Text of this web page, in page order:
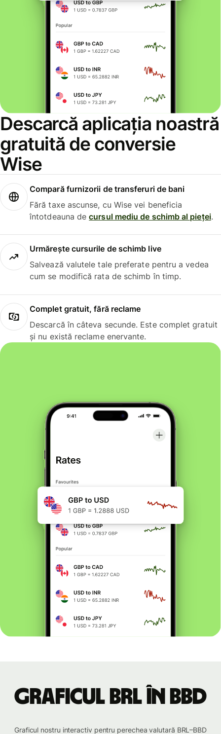
Descarcă aplicația noastră
gratuită de conversie
Wise
Compară furnizorii de transferuri de bani
Fără taxe ascunse, cu Wise vei beneficia
întotdeauna decursul mediu de schimb al pieței.
Urmărește cursurile de schimb live
Salvează valutele tale preferate pentru a vedea
cum se modifică rata de schimb în timp.
Complet gratuit, fără reclame
Descarcă în câteva secunde. Este complet gratuit
și nu există reclame enervante.
Graficul BRL în BBD
Graficul nostru interactiv pentru perechea valutară BRL–BBD